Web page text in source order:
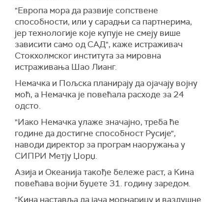
"Европа мора да развије сопствене
способности, или у сарадњи са партнерима,
јер технологије које купује не смеју више
зависити само од САД", каже истраживач
Стокхолмског института за мировна
истраживања Шао Лианг.
Немачка и Пољска планирају да ојачају војну
моћ, а Немачка је повећала расходе за 24
одсто.
"Иако Немачка улаже значајно, треба ће
године да достигне способност Русије",
наводи директор за програм наоружањау
СИПРИ Метју Џорџ.
Азија и Океанија такође бележе раст, а Кина
повећава војни буџете 31. годину заредом.
"Кина наставља да јача морнарицу и ваздушне